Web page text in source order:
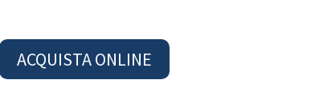
ACQUISTA ONLINE